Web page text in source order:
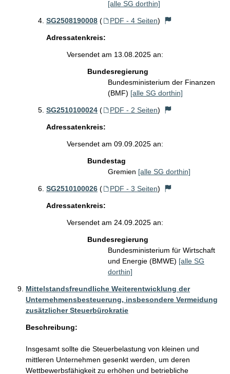
[alle SG dorthin]
SG2508190008 ( PDF - 4 Seiten)
Adressatenkreis:
Versendet am 13.08.2025 an:
Bundesregierung
Bundesministerium der Finanzen
(BMF) [alle SG dorthin]
SG2510100024 ( PDF - 2 Seiten)
Adressatenkreis:
Versendet am 09.09.2025 an:
Bundestag
Gremien [alle SG dorthin]
SG2510100026 ( PDF - 3 Seiten)
Adressatenkreis:
Versendet am 24.09.2025 an:
Bundesregierung
Bundesministerium für Wirtschaft
und Energie (BMWE) [alle SG
dorthin]
Mittelstandsfreundliche Weiterentwicklung der
Unternehmensbesteuerung, insbesondere Vermeidung
zusätzlicher Steuerbürokratie
Beschreibung:
Insgesamt sollte die Steuerbelastung von kleinen und
mittleren Unternehmen gesenkt werden, um deren
Wettbewerbsfähigkeit zu erhöhen und betriebliche